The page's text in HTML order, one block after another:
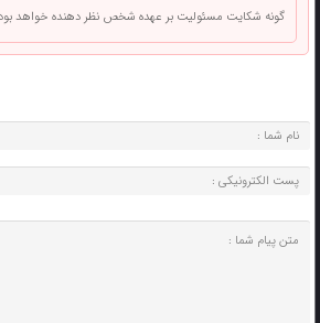
گونه شکایت مسئولیت بر عهده شخص نظر دهنده خواهد بود.